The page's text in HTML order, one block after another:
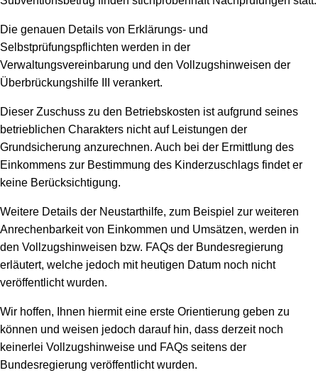
Die genauen Details von Erklärungs- und
Selbstprüfungspflichten werden in der
Verwaltungsvereinbarung und den Vollzugshinweisen der
Überbrückungshilfe III verankert.
Dieser Zuschuss zu den Betriebskosten ist aufgrund seines
betrieblichen Charakters nicht auf Leistungen der
Grundsicherung anzurechnen. Auch bei der Ermittlung des
Einkommens zur Bestimmung des Kinderzuschlags findet er
keine Berücksichtigung.
Weitere Details der Neustarthilfe, zum Beispiel zur weiteren
Anrechenbarkeit von Einkommen und Umsätzen, werden in
den Vollzugshinweisen bzw. FAQs der Bundesregierung
erläutert, welche jedoch mit heutigen Datum noch nicht
veröffentlicht wurden.
Wir hoffen, Ihnen hiermit eine erste Orientierung geben zu
können und weisen jedoch darauf hin, dass derzeit noch
keinerlei Vollzugshinweise und FAQs seitens der
Bundesregierung veröffentlicht wurden.